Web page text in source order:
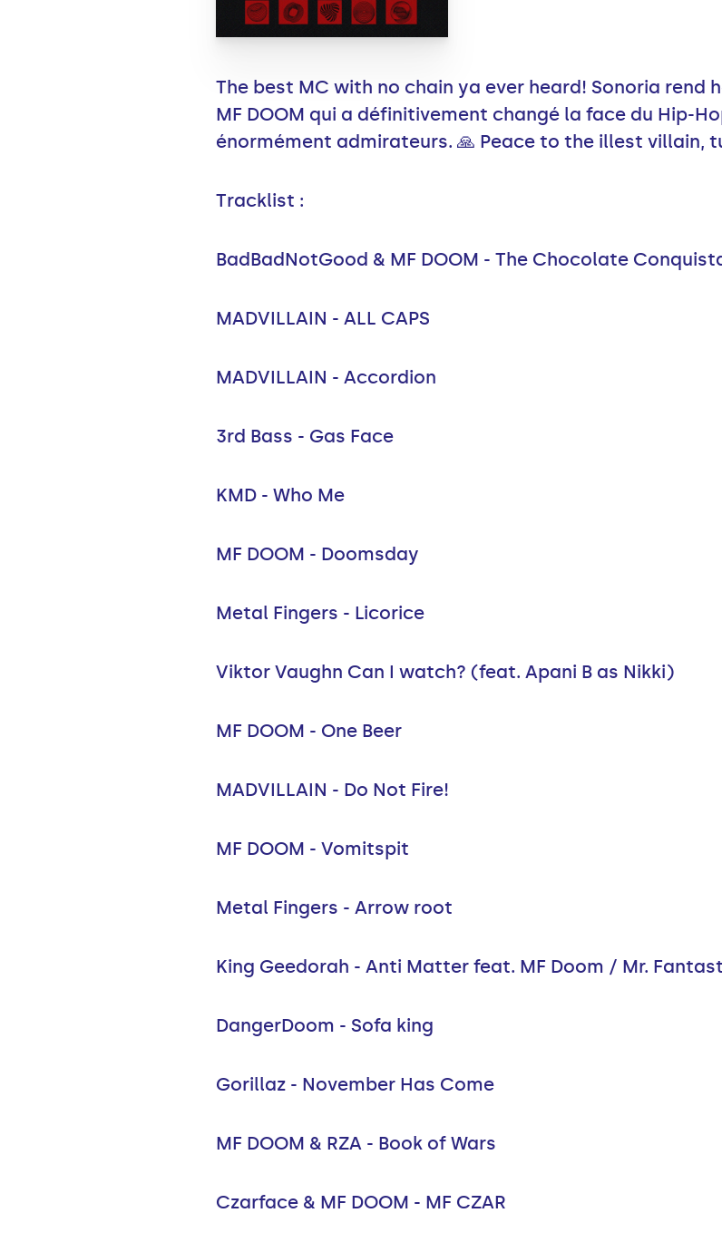
The best MC with no chain ya ever heard! Sonoria rend
MF DOOM qui a définitivement changé la face du Hip-
énormément admirateurs. 🙏 Peace to the illest villain,
Tracklist :
BadBadNotGood & MF DOOM - The Chocolate
MADVILLAIN - ALL CAPS
MADVILLAIN - Accordion
3rd Bass - Gas Face
KMD - Who Me
MF DOOM - Doomsday
Metal Fingers - Licorice
Viktor Vaughn Can I watch? (feat. Apani B as Nikki)
MF DOOM - One Beer
MADVILLAIN - Do Not Fire!
MF DOOM - Vomitspit
Metal Fingers - Arrow root
King Geedorah - Anti Matter feat. MF Doom / Mr.
DangerDoom - Sofa king
Gorillaz - November Has Come
MF DOOM & RZA - Book of Wars
Czarface & MF DOOM - MF CZAR